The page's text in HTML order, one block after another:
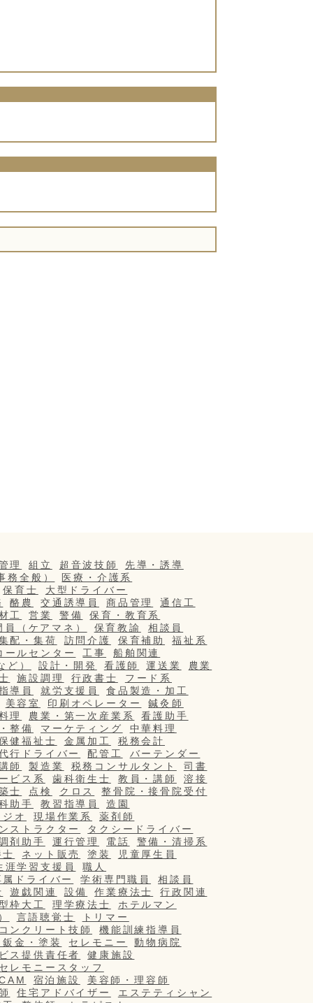
理 組立 超音波技師
先導・誘導
務全般）
医療・介護系
保育士
大型ドライバー
酪農 交通誘導員 商品管理
通信工
工
営業 警備
保育・教育系
（ケアマネ）
保育教諭
相談員
配・集荷
訪問介護 保育補助
福祉系
ールセンター
工事
船舶関連
ど）
設計・開発 看護師 運送業
農業
施設調理 行政書士
フード系
導員
就労支援員
食品製造・加工
美容室
印刷オペレーター
鍼灸師
理
農業・第一次産業系
看護助手
整備
マーケティング
中華料理
健福祉士
金属加工
税務会計
行ドライバー
配管工
バーテンダー
師
製造業 税務コンサルタント
司書
ビス系
歯科衛生士 教員・講師
溶接
士
点検 クロス
整骨院・接骨院受付
助手
教習指導員
造園
オ
現場作業系
薬剤師
ストラクター
タクシードライバー
剤助手
運行管理 電話
警備・清掃系
ネット販売 塗装
児童厚生員
涯学習支援員
職人
属ドライバー
学術専門職員
相談員
遊戯関連 設備 作業療法士
行政関連
枠大工
理学療法士
ホテルマン
言語聴覚士
トリマー
ンクリート技師
機能訓練指導員
金・塗装
セレモニー
動物病院
ス提供責任者
健康施設
レモニースタッフ
宿泊施設
美容師・理容師
住宅アドバイザー
エステティシャン